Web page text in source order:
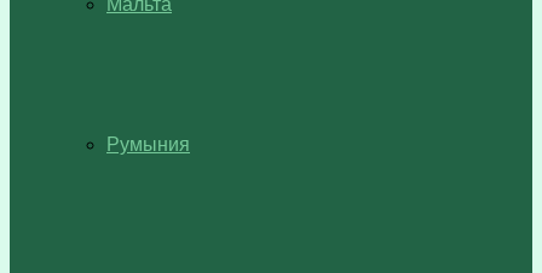
Мальта
Румыния